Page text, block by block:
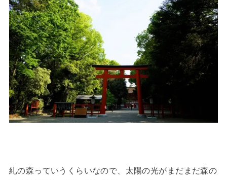
糺の森っていうくらいなので、太陽の光がまだまだ森の